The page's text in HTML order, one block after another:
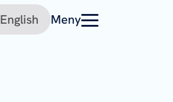
English Meny